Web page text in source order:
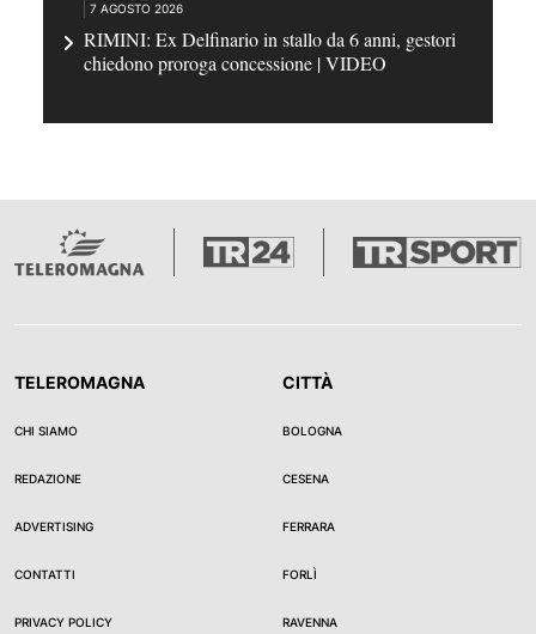
7 AGOSTO 2026
RIMINI: Ex Delfinario in stallo da 6 anni, gestori
chiedono proroga concessione | VIDEO
TELEROMAGNA
CHI SIAMO
REDAZIONE
ADVERTISING
CONTATTI
PRIVACY POLICY
CITTÀ
BOLOGNA
CESENA
FERRARA
FORLÌ
RAVENNA